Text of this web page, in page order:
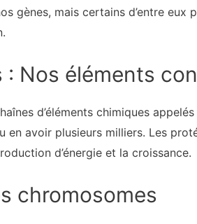
gènes, mais certains d’entre
: Nos éléments
d’éléments chimiques
en avoir plusieurs milliers. Les
d’énergie et la croissance.
chromosomes